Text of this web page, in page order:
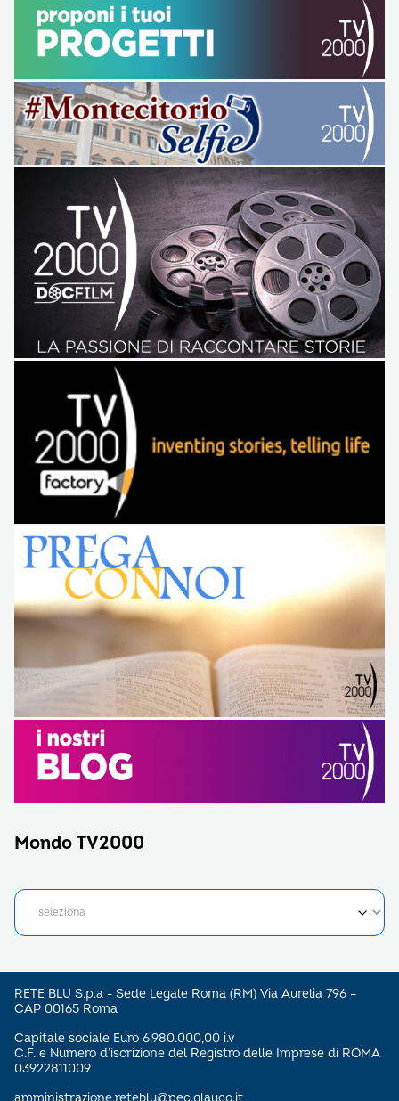
Mondo TV2000
RETE BLU S.p.a - Sede Legale Roma (RM) Via Aurelia 796 –
CAP 00165 Roma
Capitale sociale Euro 6.980.000,00 i.v
C.F. e Numero d’iscrizione del Registro delle Imprese di ROMA
03922811009
amministrazione.reteblu@pec.glauco.it